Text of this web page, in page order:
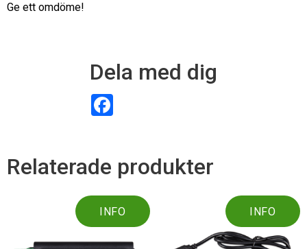
Ge ett omdöme!
Dela med dig
o
Relaterade produkter
INFO INFO